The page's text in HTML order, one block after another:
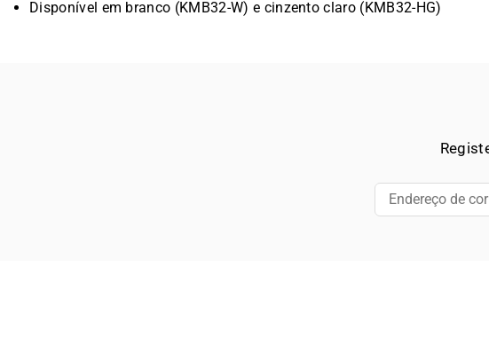
Disponível em branco (KMB32-W) e cinzento claro (KMB32-HG)